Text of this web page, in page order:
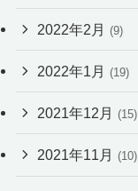
2022年2月 (9)
2022年1月 (19)
2021年12月 (15)
2021年11月 (10)